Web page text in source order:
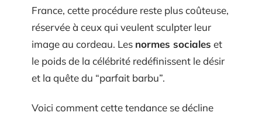
France, cette procédure reste plus coûteuse,
réservée à ceux qui veulent sculpter leur
image au cordeau. Les normes sociales et
le poids de la célébrité redéfinissent le désir
et la quête du “parfait barbu”.
Voici comment cette tendance se décline